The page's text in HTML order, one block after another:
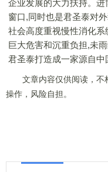
企业发展的大力扶持。
窗口,同时也是君圣泰对
社会高度重视慢性消化
巨大危害和沉重负担,未
君圣泰打造成一家源自
文章内容仅供阅读，不
操作，风险自担。